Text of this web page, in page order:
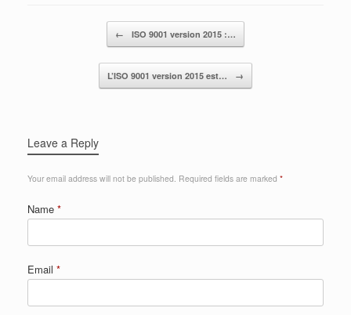
← ISO 9001 version 2015 :…
L’ISO 9001 version 2015 est… →
Leave a Reply
Your email address will not be published. Required fields are marked *
Name *
Email *